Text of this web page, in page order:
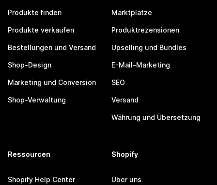
Produkte finden
Produkte verkaufen
Bestellungen und Versand
Shop-Design
Marketing und Conversion
Shop-Verwaltung
Marktplätze
Produktrezensionen
Upselling und Bundles
E-Mail-Marketing
SEO
Versand
Währung und Übersetzung
Ressourcen
Shopify Help Center
Shopify
Über uns